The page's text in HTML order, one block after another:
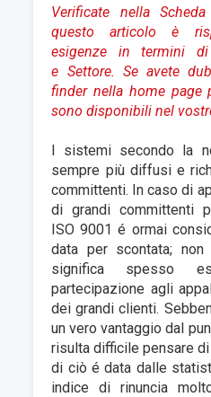
Verificate nella
questo articolo è
esigenze in termini
e Settore. Se avete
finder nella home page
sono disponibili nel
I sistemi secondo la
sempre più diffusi e
committenti. In caso di
di grandi committenti
ISO 9001 é ormai
data per scontata;
significa spesso
partecipazione agli
dei grandi clienti.
un vero vantaggio dal
risulta difficile pensare
di ciò é data dalle
indice di rinuncia